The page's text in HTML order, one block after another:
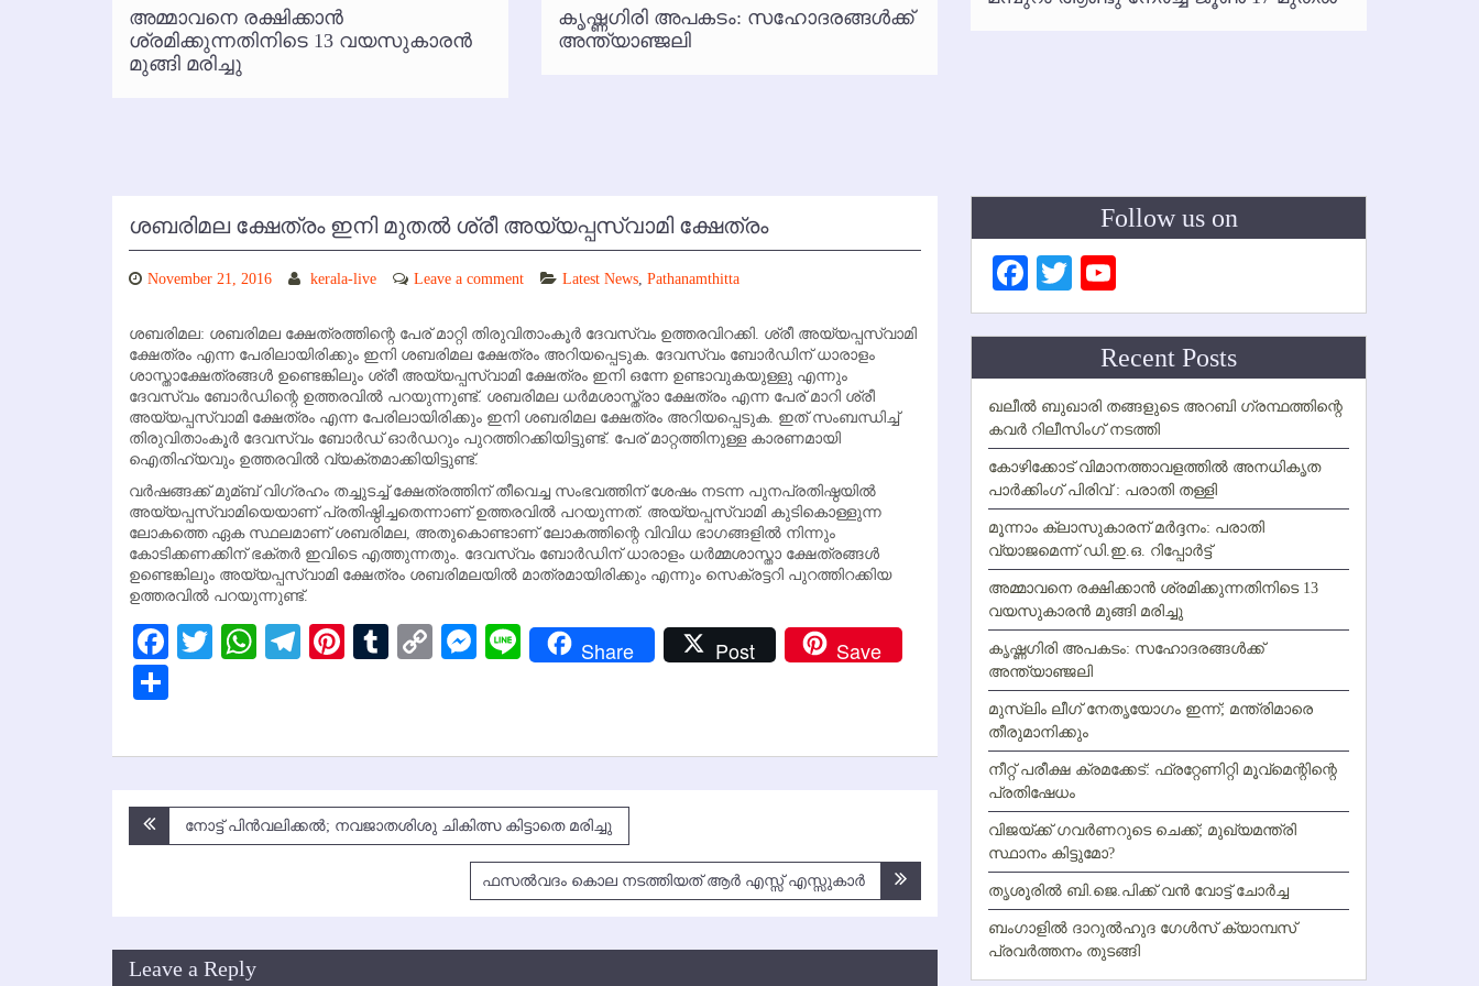
കോഴിക്കോട് വിമാനത്താവളത്തില്‍ അനധികൃത പാര്‍ക്കിംഗ് പിരിവ് : പരാതി തള്ളി
അമ്മാവനെ രക്ഷിക്കാന്‍
ശ്രമിക്കുന്നതിനിടെ 13 വയസുകാരന്‍
മുങ്ങി മരിച്ചു
കൃഷ്ണഗിരി അപകടം: സഹോദരങ്ങള്‍ക്ക്
അന്ത്യാഞ്ജലി
ശബരിമല ക്ഷേത്രം ഇനി മുതല്‍ ശ്രീ അയ്യപ്പസ്വാമി ക്ഷേത്രം
November 21, 2016 kerala-live Leave a comment Latest News, Pathanamthitta
ശബരിമല: ശബരിമല ക്ഷേത്രത്തിന്റെ പേര് മാറ്റി തിരുവിതാംകൂര്‍ ദേവസ്വം ഉത്തരവിറക്കി. ശ്രീ അയ്യപ്പസ്വാമി
ക്ഷേത്രം എന്ന പേരിലായിരിക്കും ഇനി ശബരിമല ക്ഷേത്രം അറിയപ്പെടുക. ദേവസ്വം ബോര്‍ഡിന് ധാരാളം
ശാസ്താക്ഷേത്രങ്ങള്‍ ഉണ്ടെങ്കിലും ശ്രീ അയ്യപ്പസ്വാമി ക്ഷേത്രം ഇനി ഒന്നേ ഉണ്ടാവുകയുള്ളു എന്നും
ദേവസ്വം ബോര്‍ഡിന്റെ ഉത്തരവില്‍ പറയുന്നുണ്ട്. ശബരിമല ധര്‍മശാസ്ത്രാ ക്ഷേത്രം എന്ന പേര് മാറി ശ്രീ
അയ്യപ്പസ്വാമി ക്ഷേത്രം എന്ന പേരിലായിരിക്കും ഇനി ശബരിമല ക്ഷേത്രം അറിയപ്പെടുക. ഇത് സംബന്ധിച്ച്
തിരുവിതാംകൂര്‍ ദേവസ്വം ബോര്‍ഡ് ഓര്‍ഡറും പുറത്തിറക്കിയിട്ടുണ്ട്. പേര് മാറ്റത്തിനുള്ള കാരണമായി
ഐതിഹ്യവും ഉത്തരവില്‍ വ്യക്തമാക്കിയിട്ടുണ്ട്.
വര്‍ഷങ്ങക്ക് മുമ്ബ് വിഗ്രഹം തച്ചുടച്ച് ക്ഷേത്രത്തിന് തീവെച്ച സംഭവത്തിന് ശേഷം നടന്ന പുനപ്രതിഷ്ഠയില്‍
അയ്യപ്പസ്വാമിയെയാണ് പ്രതിഷ്ഠിച്ചതെന്നാണ് ഉത്തരവില്‍ പറയുന്നത്. അയ്യപ്പസ്വാമി കുടികൊള്ളുന്ന
ലോകത്തെ ഏക സ്ഥലമാണ് ശബരിമല, അതുകൊണ്ടാണ് ലോകത്തിന്റെ വിവിധ ഭാഗങ്ങളില്‍ നിന്നും
കോടിക്കണക്കിന് ഭക്തര്‍ ഇവിടെ എത്തുന്നതും. ദേവസ്വം ബോര്‍ഡിന് ധാരാളം ധര്‍മ്മശാസ്താ ക്ഷേത്രങ്ങള്‍
ഉണ്ടെങ്കിലും അയ്യപ്പസ്വാമി ക്ഷേത്രം ശബരിമലയില്‍ മാത്രമായിരിക്കും എന്നും സെക്രട്ടറി പുറത്തിറക്കിയ
ഉത്തരവില്‍ പറയുന്നുണ്ട്.
Facebook
TwitterWhatsApp
Telegram
Pinterest
Tumblr
CopyMessenger
LineShare Post Save
Post
നോട്ട് പിന്‍വലിക്കല്‍; നവജാതശിശു ചികിത്സ കിട്ടാതെ മരിച്ചു
ഫസല്‍വദം കൊല നടത്തിയത് ആര്‍ എസ്സ് എസ്സുകാര്‍
Leave a Reply
Follow us on
Facebook
Twitter
Channel
Recent Posts
ഖലീല്‍ ബുഖാരി തങ്ങളുടെ അറബി ഗ്രന്ഥത്തിന്റെ
കവര്‍ റിലീസിംഗ് നടത്തി
കോഴിക്കോട് വിമാനത്താവളത്തില്‍ അനധികൃത
പാര്‍ക്കിംഗ് പിരിവ് : പരാതി തള്ളി
മൂന്നാം ക്ലാസുകാരന് മര്‍ദ്ദനം: പരാതി
വ്യാജമെന്ന് ഡി.ഇ.ഒ. റിപ്പോര്‍ട്ട്
അമ്മാവനെ രക്ഷിക്കാന്‍ ശ്രമിക്കുന്നതിനിടെ 13
വയസുകാരന്‍ മുങ്ങി മരിച്ചു
കൃഷ്ണഗിരി അപകടം: സഹോദരങ്ങള്‍ക്ക്
അന്ത്യാഞ്ജലി
മുസ്ലിം ലീഗ് നേതൃയോഗം ഇന്ന്; മന്ത്രിമാരെ
തീരുമാനിക്കും
നീറ്റ് പരീക്ഷ ക്രമക്കേട്: ഫ്രറ്റേണിറ്റി മൂവ്‌മെന്റിന്റെ
പ്രതിഷേധം
വിജയ്ക്ക് ഗവര്‍ണറുടെ ചെക്ക്; മുഖ്യമന്ത്രി
സ്ഥാനം കിട്ടുമോ?
തൃശൂരില്‍ ബി.ജെ.പിക്ക് വന്‍ വോട്ട് ചോര്‍ച്ച
ബംഗാളില്‍ ദാറുല്‍ഹുദ ഗേള്‍സ് ക്യാമ്പസ്
പ്രവര്‍ത്തനം തുടങ്ങി